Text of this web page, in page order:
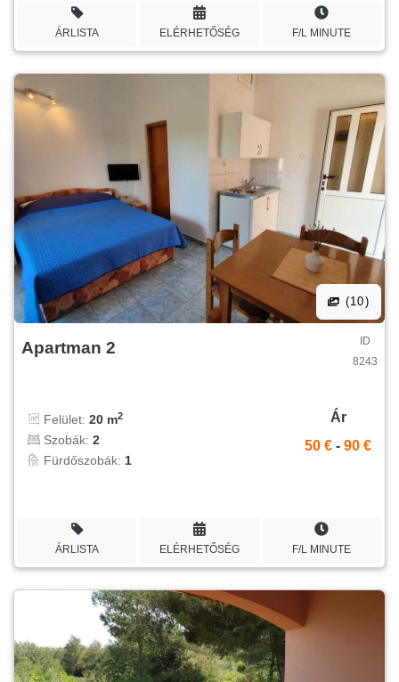
ÁRLISTA ELÉRHETŐSÉG F/L MINUTE
(10)
Apartman 2
ID
8243
Felület: 20 m2
Szobák: 2
Fürdőszobák: 1
Ár
50 € - 90 €
ÁRLISTA ELÉRHETŐSÉG F/L MINUTE